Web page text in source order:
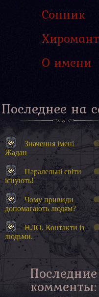
Сонник
О имени
Последнее на
Значення імені
Жадан
Паралельні світи
існують!
Чому привиди
допомагають людям?
НЛО. Контакти із
людьми.
Последние
комменты: